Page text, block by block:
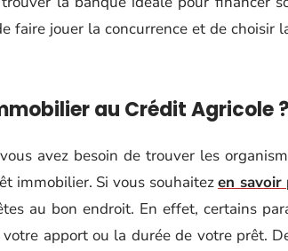
faire jouer la concurrence et de choisir
au Crédit Agricole ?
avez besoin de trouver les
immobilier. Si vous souhaitezen
au bon endroit. En effet, certains
apport ou la durée de votre prêt.